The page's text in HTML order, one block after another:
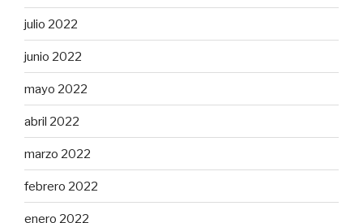
julio 2022
junio 2022
mayo 2022
abril 2022
marzo 2022
febrero 2022
enero 2022